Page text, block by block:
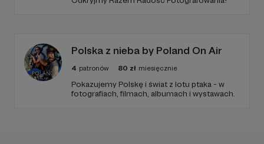
Polska z nieba by Poland On Air
4 patronów 80 zł miesięcznie
Pokazujemy Polskę i świat z lotu ptaka - w
fotografiach, filmach, albumach i wystawach.